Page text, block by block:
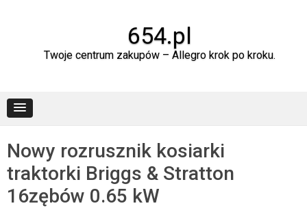
654.pl
Twoje centrum zakupów – Allegro krok po kroku.
Nowy rozrusznik kosiarki
traktorki Briggs & Stratton
16zębów 0.65 kW